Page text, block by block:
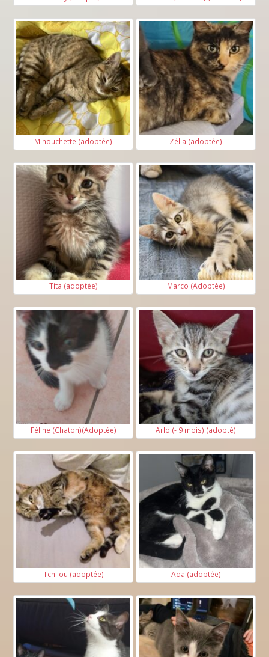
Minouchette (adoptée) Zélia (adoptée)
Tita (adoptée) Marco (Adoptée)
Féline (Chaton)(Adoptée) Arlo (- 9 mois) (adopté)
Tchilou (adoptée) Ada (adoptée)